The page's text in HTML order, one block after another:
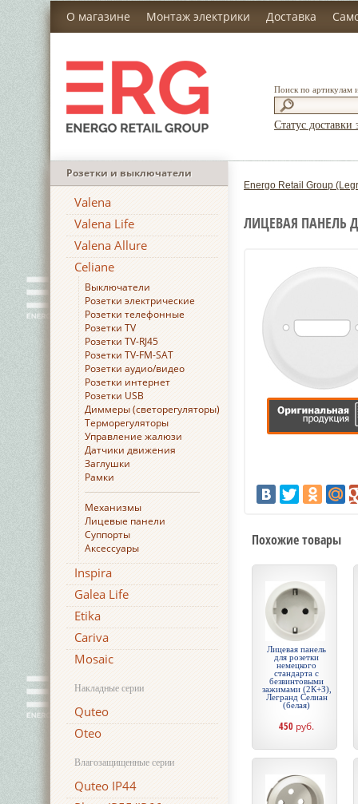
О магазине Монтаж электрики Доставка
Поиск по артикулам
Статус доставки
Розетки и выключатели
Valena
Valena Life
Valena Allure
Celiane
Выключатели
Розетки электрические
Розетки телефонные
Розетки TV
Розетки TV-RJ45
Розетки TV-FM-SAT
Розетки аудио/видео
Розетки интернет
Розетки USB
Диммеры (светорегуляторы)
Терморегуляторы
Управление жалюзи
Датчики движения
Заглушки
Рамки
Механизмы
Лицевые панели
Суппорты
Аксессуары
Inspira
Galea Life
Etika
Cariva
Mosaic
Накладные серии
Quteo
Oteo
Влагозащищенные серии
Quteo IP44
Energo Retail Group
ЛИЦЕВАЯ ПАНЕЛЬ
Похожие товары
Лицевая панель
для розетки
немецкого
стандарта с
безвинтовыми
зажимами (2К+З),
Легранд Селиан
(белая)
450 руб.